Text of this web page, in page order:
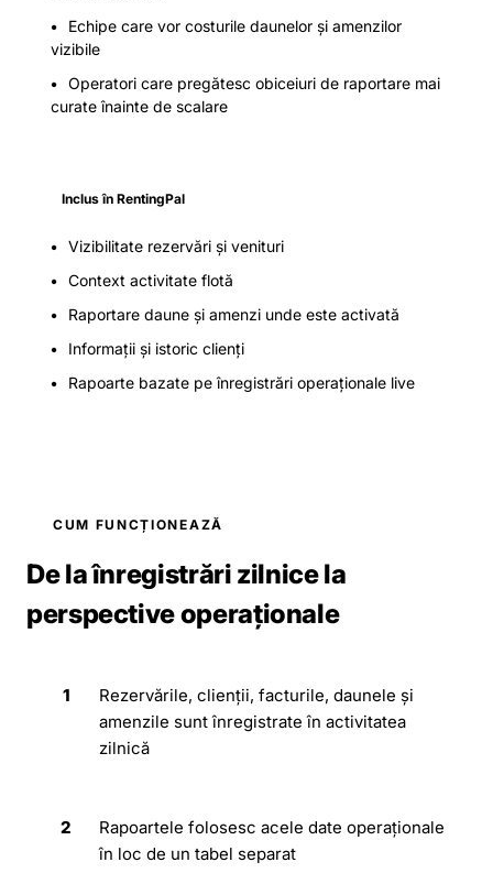
Echipe care vor costurile daunelor și amenzilor
vizibile
Operatori care pregătesc obiceiuri de raportare mai
curate înainte de scalare
Inclus în RentingPal
Vizibilitate rezervări și venituri
Context activitate flotă
Raportare daune și amenzi unde este activată
Informații și istoric clienți
Rapoarte bazate pe înregistrări operaționale live
CUM FUNCȚIONEAZĂ
De la înregistrări zilnice la
perspective operaționale
1
Rezervările, clienții, facturile, daunele și
amenzile sunt înregistrate în activitatea
zilnică
2
Rapoartele folosesc acele date operaționale
în loc de un tabel separat